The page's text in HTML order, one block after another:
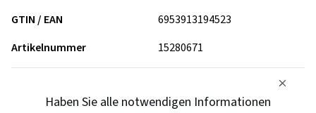
GTIN / EAN
6953913194523
Artikelnummer
15280671
Haben Sie alle notwendigen Informationen